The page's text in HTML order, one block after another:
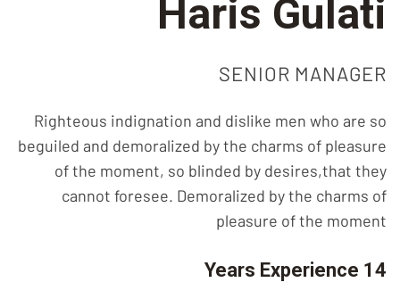
Haris Gulati
SENIOR MANAGER
Righteous indignation and dislike men who are so
beguiled and demoralized by the charms of pleasure
of the moment, so blinded by desires,that they
cannot foresee. Demoralized by the charms of
pleasure of the moment
14 Years Experience